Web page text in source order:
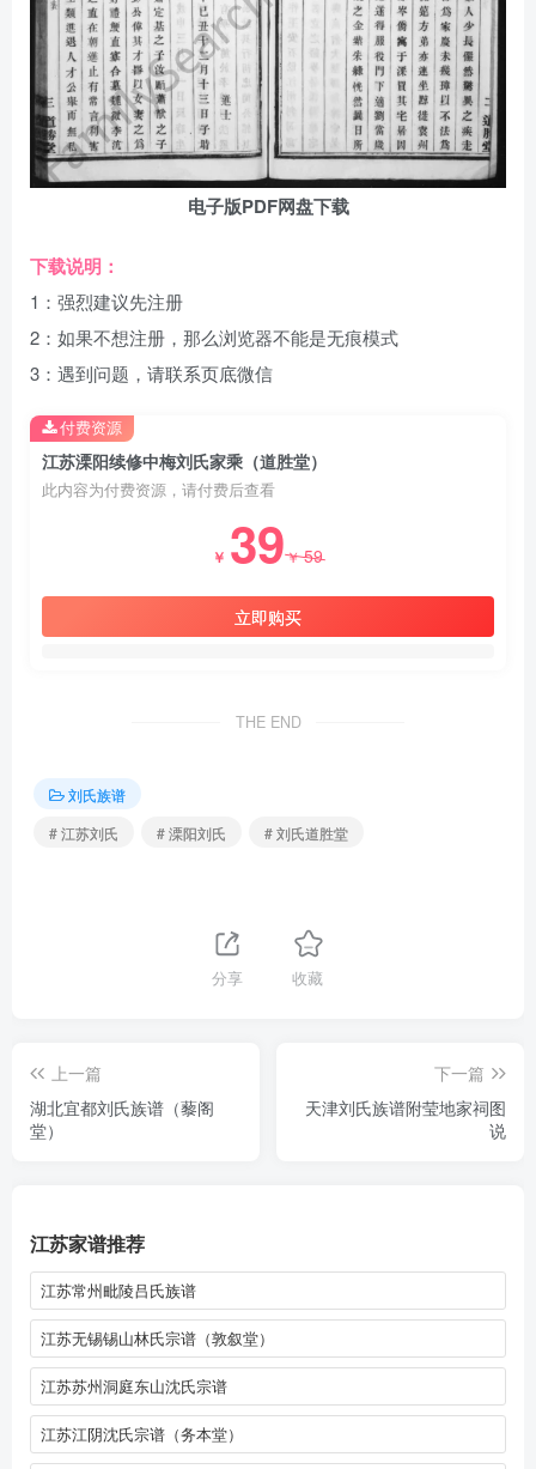
电子版PDF网盘下载
下载说明：
1：强烈建议先注册
2：如果不想注册，那么浏览器不能是无痕模式
3：遇到问题，请联系页底微信
江苏溧阳续修中梅刘氏家乘（道胜堂）
此内容为付费资源，请付费后查看
￥ 39￥59
立即购买
付费资源
THE END
刘氏族谱
# 江苏刘氏
# 溧阳刘氏 # 刘氏道胜堂
分享 收藏
上一篇
湖北宜都刘氏族谱（藜阁
堂）
下一篇
天津刘氏族谱附莹地家祠图
说
江苏家谱推荐
江苏常州毗陵吕氏族谱
江苏无锡锡山林氏宗谱（敦叙堂）
江苏苏州洞庭东山沈氏宗谱
江苏江阴沈氏宗谱（务本堂）